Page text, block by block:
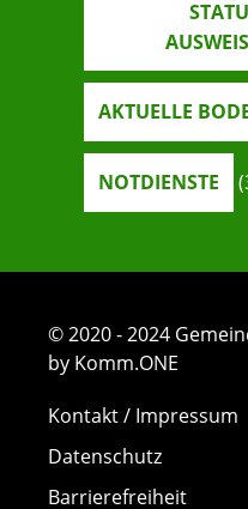
AKTUELLE
NOTDIENSTE
© 2020 - 2024
by Komm.ONE
Kontakt / Impressum
Datenschutz
Barrierefreiheit